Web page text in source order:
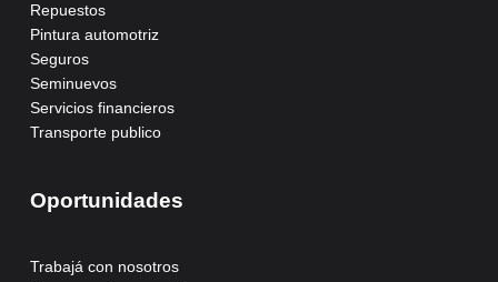
Repuestos
Pintura automotriz
Seguros
Seminuevos
Servicios financieros
Transporte publico
Oportunidades
Trabajá con nosotros